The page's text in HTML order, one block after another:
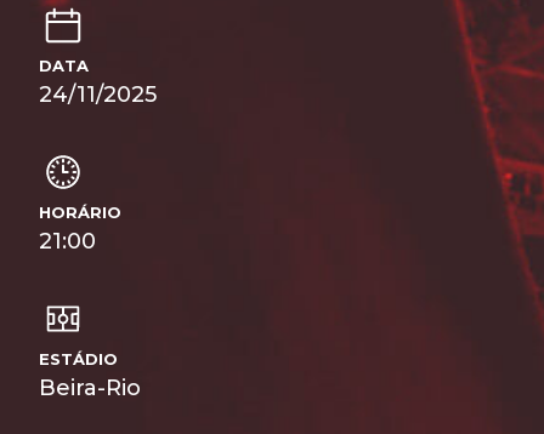
DATA
24/11/2025
HORÁRIO
21:00
ESTÁDIO
Beira-Rio